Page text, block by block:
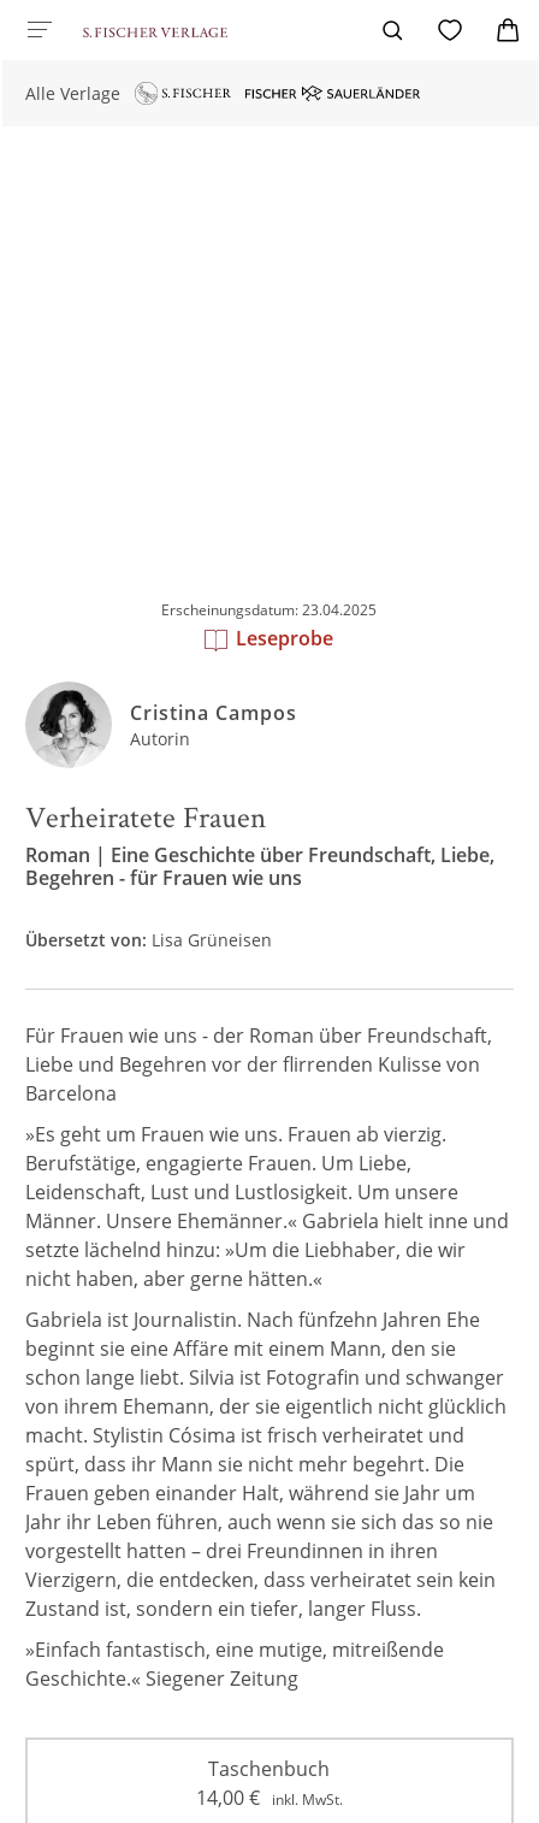
Alle Verlage
Erscheinungsdatum: 23.04.2025
Leseprobe
Cristina Campos
Autorin
Verheiratete Frauen
Roman | Eine Geschichte über Freundschaft, Liebe,
Begehren - für Frauen wie uns
Übersetzt von: Lisa Grüneisen
Für Frauen wie uns - der Roman über Freundschaft,
Liebe und Begehren vor der flirrenden Kulisse von
Barcelona
»Es geht um Frauen wie uns. Frauen ab vierzig.
Berufstätige, engagierte Frauen. Um Liebe,
Leidenschaft, Lust und Lustlosigkeit. Um unsere
Männer. Unsere Ehemänner.« Gabriela hielt inne und
setzte lächelnd hinzu: »Um die Liebhaber, die wir
nicht haben, aber gerne hätten.«
Gabriela ist Journalistin. Nach fünfzehn Jahren Ehe
beginnt sie eine Affäre mit einem Mann, den sie
schon lange liebt. Silvia ist Fotografin und schwanger
von ihrem Ehemann, der sie eigentlich nicht glücklich
macht. Stylistin Cósima ist frisch verheiratet und
spürt, dass ihr Mann sie nicht mehr begehrt. Die
Frauen geben einander Halt, während sie Jahr um
Jahr ihr Leben führen, auch wenn sie sich das so nie
vorgestellt hatten – drei Freundinnen in ihren
Vierzigern, die entdecken, dass verheiratet sein kein
Zustand ist, sondern ein tiefer, langer Fluss.
»Einfach fantastisch, eine mutige, mitreißende
Geschichte.« Siegener Zeitung
Taschenbuch
14,00€ inkl. MwSt.